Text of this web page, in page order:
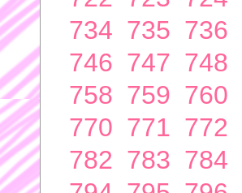
734 735 736
746 747 748
758 759 760
770 771 772
782 783 784